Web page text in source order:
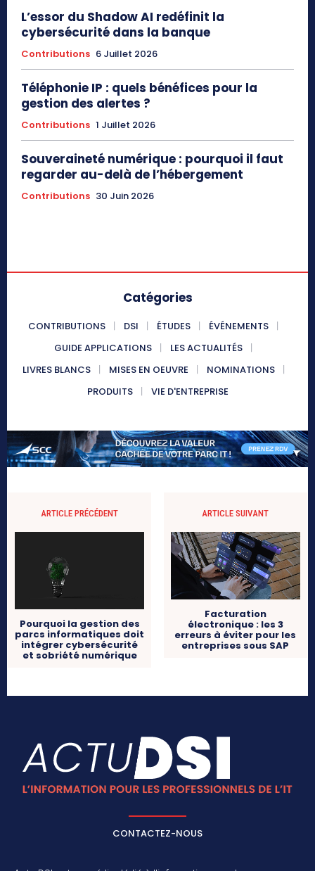
L’essor du Shadow AI redéfinit la
cybersécurité dans la banque
Contributions 6 Juillet 2026
Téléphonie IP : quels bénéfices pour la
gestion des alertes ?
Contributions 1 Juillet 2026
Souveraineté numérique : pourquoi il faut
regarder au-delà de l’hébergement
Contributions 30 Juin 2026
Catégories
CONTRIBUTIONS DSI ÉTUDES
ÉVÉNEMENTS
GUIDE APPLICATIONS
LES ACTUALITÉS
LIVRES BLANCS
MISES EN OEUVRE
NOMINATIONS
PRODUITS
VIE D'ENTREPRISE
ARTICLE PRÉCÉDENT
Pourquoi la gestion des
parcs informatiques doit
intégrer cybersécurité
et sobriété numérique
ARTICLE SUIVANT
Facturation
électronique : les 3
erreurs à éviter pour les
entreprises sous SAP
CONTACTEZ-NOUS